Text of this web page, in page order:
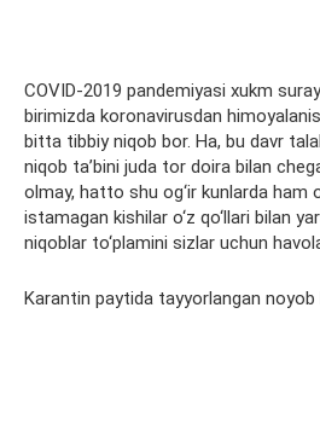
COVID-2019 pandemiyasi xukm
birimizda koronavirusdan
bitta tibbiy niqob bor. Ha, bu davr
niqob ta’bini juda tor doira bilan
olmay, hatto shu og‘ir kunlarda ham
istamagan kishilar o‘z qo‘llari bilan
niqoblar to‘plamini sizlar uchun
Karantin paytida tayyorlangan